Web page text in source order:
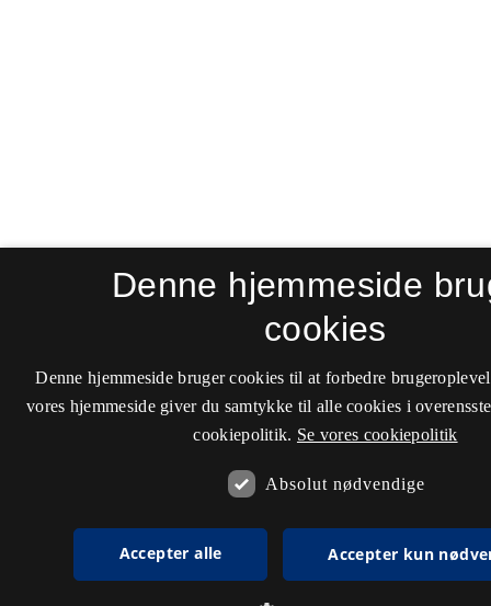
Denne hjemmeside
cookies
Denne hjemmeside bruger cookies til at forbedre
vores hjemmeside giver du samtykke til alle cookies i
cookiepolitik. Se vores cookiepolitik
Absolut nødvendige
Accepter alle Accepter kun